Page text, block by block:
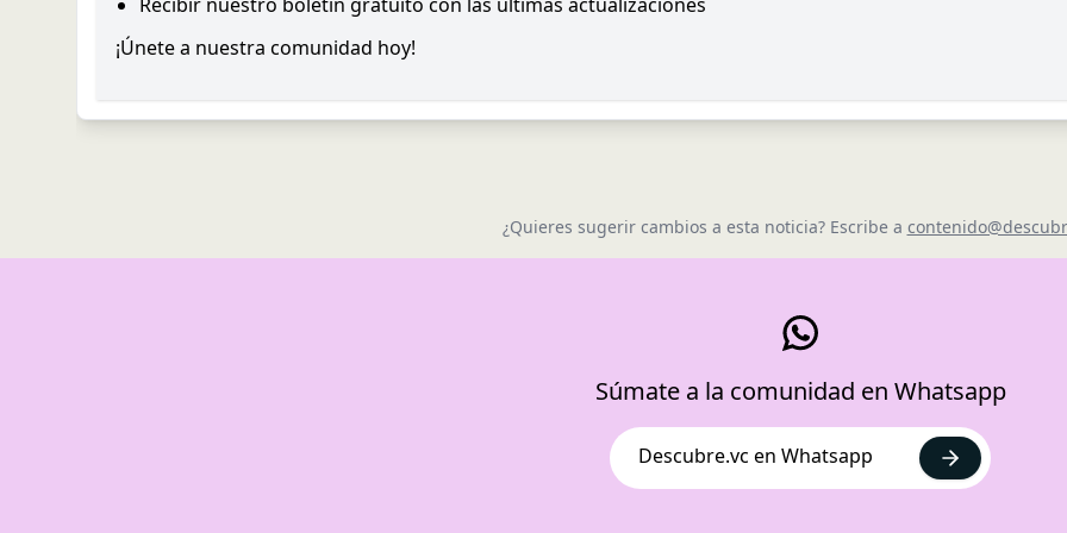
¡Únete a nuestra comunidad hoy!
¿Quieres sugerir cambios a esta noticia? Escribe a
Súmate a la comunidad en Whatsapp
Descubre.vc en Whatsapp